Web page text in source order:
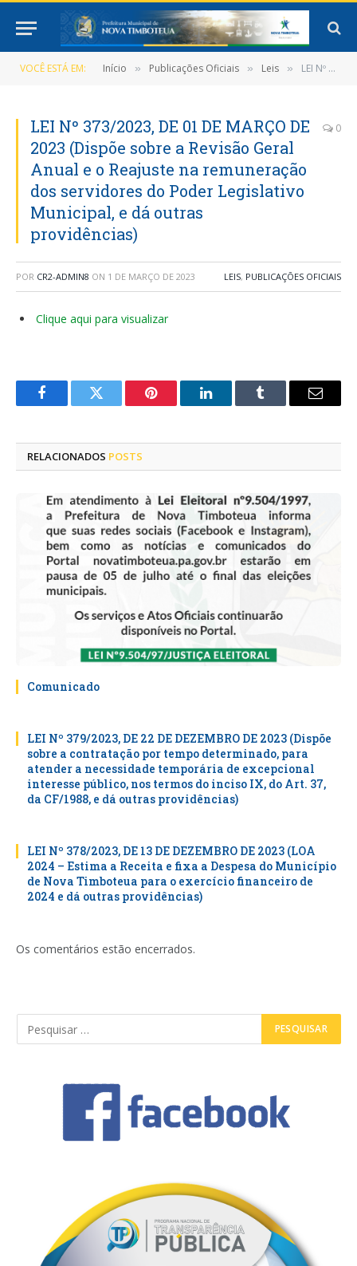
VOCÊ ESTÁ EM: Início » Publicações Oficiais » Leis » LEI Nº 373/2023, DE 01 DE MARÇO DE 2023 (Dispõe sobre a Revisão Geral Anual e o Reajuste na remuneração dos servidores do Poder Legislativo Municipal, e dá outras providências)
LEI Nº 373/2023, DE 01 DE MARÇO DE
2023 (Dispõe sobre a Revisão Geral
Anual e o Reajuste na remuneração
dos servidores do Poder Legislativo
Municipal, e dá outras
providências)
0
POR CR2-ADMIN8 ON 1 DE MARÇO DE 2023 LEIS, PUBLICAÇÕES OFICIAIS
Clique aqui para visualizar
FacebookTwitter Pinterest LinkedInTumblr
E-
RELACIONADOS POSTS
Comunicado
LEI Nº 379/2023, DE 22 DE DEZEMBRO DE 2023 (Dispõe
sobre a contratação por tempo determinado, para
atender a necessidade temporária de excepcional
interesse público, nos termos do inciso IX, do Art. 37,
da CF/1988, e dá outras providências)
LEI Nº 378/2023, DE 13 DE DEZEMBRO DE 2023 (LOA
2024 – Estima a Receita e fixa a Despesa do Município
de Nova Timboteua para o exercício financeiro de
2024 e dá outras providências)
Os comentários estão encerrados.